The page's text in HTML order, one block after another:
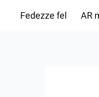
Fedezze fel AR